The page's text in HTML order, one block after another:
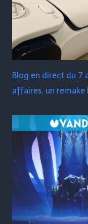
Blog en direct du 7
affaires, un remake